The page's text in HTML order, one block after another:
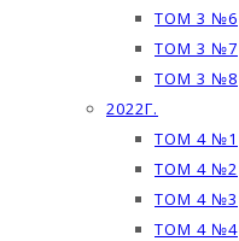
ТОМ 3 №6
ТОМ 3 №7
ТОМ 3 №8
2022Г.
ТОМ 4 №1
ТОМ 4 №2
ТОМ 4 №3
ТОМ 4 №4